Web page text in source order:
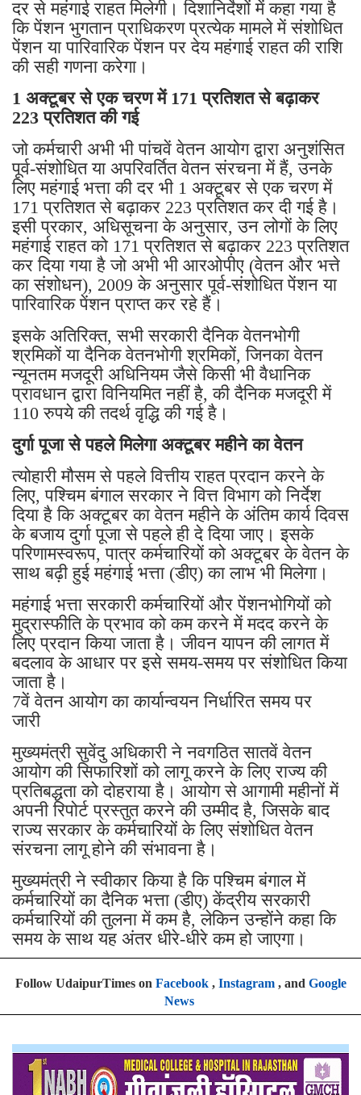
दर से महंगाई राहत मिलेगी। दिशानिर्देशों में कहा गया है
कि पेंशन भुगतान प्राधिकरण प्रत्येक मामले में संशोधित
पेंशन या पारिवारिक पेंशन पर देय महंगाई राहत की राशि
की सही गणना करेगा।
1 अक्टूबर से एक चरण में 171 प्रतिशत से बढ़ाकर
223 प्रतिशत की गई
जो कर्मचारी अभी भी पांचवें वेतन आयोग द्वारा अनुशंसित
पूर्व-संशोधित या अपरिवर्तित वेतन संरचना में हैं, उनके
लिए महंगाई भत्ता की दर भी 1 अक्टूबर से एक चरण में
171 प्रतिशत से बढ़ाकर 223 प्रतिशत कर दी गई है।
इसी प्रकार, अधिसूचना के अनुसार, उन लोगों के लिए
महंगाई राहत को 171 प्रतिशत से बढ़ाकर 223 प्रतिशत
कर दिया गया है जो अभी भी आरओपीए (वेतन और भत्ते
का संशोधन), 2009 के अनुसार पूर्व-संशोधित पेंशन या
पारिवारिक पेंशन प्राप्त कर रहे हैं।
इसके अतिरिक्त, सभी सरकारी दैनिक वेतनभोगी
श्रमिकों या दैनिक वेतनभोगी श्रमिकों, जिनका वेतन
न्यूनतम मजदूरी अधिनियम जैसे किसी भी वैधानिक
प्रावधान द्वारा विनियमित नहीं है, की दैनिक मजदूरी में
110 रुपये की तदर्थ वृद्धि की गई है।
दुर्गा पूजा से पहले मिलेगा अक्टूबर महीने का वेतन
त्योहारी मौसम से पहले वित्तीय राहत प्रदान करने के
लिए, पश्चिम बंगाल सरकार ने वित्त विभाग को निर्देश
दिया है कि अक्टूबर का वेतन महीने के अंतिम कार्य दिवस
के बजाय दुर्गा पूजा से पहले ही दे दिया जाए। इसके
परिणामस्वरूप, पात्र कर्मचारियों को अक्टूबर के वेतन के
साथ बढ़ी हुई महंगाई भत्ता (डीए) का लाभ भी मिलेगा।
महंगाई भत्ता सरकारी कर्मचारियों और पेंशनभोगियों को
मुद्रास्फीति के प्रभाव को कम करने में मदद करने के
लिए प्रदान किया जाता है। जीवन यापन की लागत में
बदलाव के आधार पर इसे समय-समय पर संशोधित किया
जाता है।
7वें वेतन आयोग का कार्यान्वयन निर्धारित समय पर
जारी
मुख्यमंत्री सुवेंदु अधिकारी ने नवगठित सातवें वेतन
आयोग की सिफारिशों को लागू करने के लिए राज्य की
प्रतिबद्धता को दोहराया है। आयोग से आगामी महीनों में
अपनी रिपोर्ट प्रस्तुत करने की उम्मीद है, जिसके बाद
राज्य सरकार के कर्मचारियों के लिए संशोधित वेतन
संरचना लागू होने की संभावना है।
मुख्यमंत्री ने स्वीकार किया है कि पश्चिम बंगाल में
कर्मचारियों का दैनिक भत्ता (डीए) केंद्रीय सरकारी
कर्मचारियों की तुलना में कम है, लेकिन उन्होंने कहा कि
समय के साथ यह अंतर धीरे-धीरे कम हो जाएगा।
Follow UdaipurTimes on Facebook, Instagram, and Google
News